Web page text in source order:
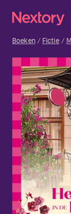
Boeken Fictie